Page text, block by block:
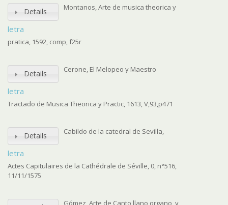
Details
letra
Montanos, Arte de musica theorica y
pratica, 1592, comp, f25r
Details
letra
Cerone, El Melopeo y Maestro
Tractado de Musica Theorica y Practic, 1613, V,93,p471
Details
letra
Cabildo de la catedral de Sevilla,
Actes Capitulaires de la Cathédrale de Séville, 0, n°516,
11/11/1575
Gómez, Arte de Canto llano organo, y